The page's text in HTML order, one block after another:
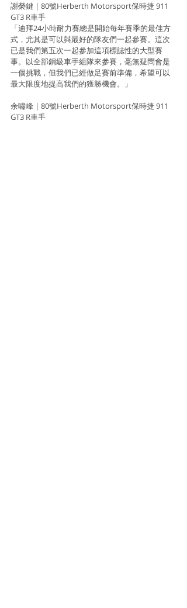
謝榮鍵 | 80號Herberth Motorsport保時捷 911
GT3 R車手
「迪拜24小時耐力賽總是開始每年賽季的最佳方
式，尤其是可以與最好的隊友們一起參賽。這次
已是我們第五次一起參加這項標誌性的大型賽
事。以全部銅級車手組隊來參賽，毫無疑問會是
一個挑戰，但我們已經做足賽前準備，希望可以
最大限度地提高我們的獲勝機會。」
余嘯峰 | 80號Herberth Motorsport保時捷 911
GT3 R車手